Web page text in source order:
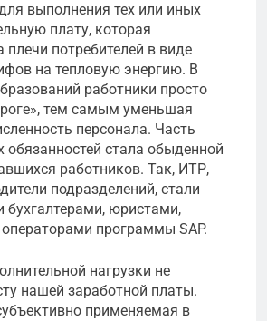
выполнения тех или иных
плату, которая
плечи потребителей в виде
на тепловую энергию. В
работники просто
тем самым уменьшая
персонала. Часть
обязанностей стала обыденной
работников. Так, ИТР,
подразделений, стали
бухгалтерами, юристами,
программы SAP.
нагрузки не
нашей заработной платы.
применяемая в